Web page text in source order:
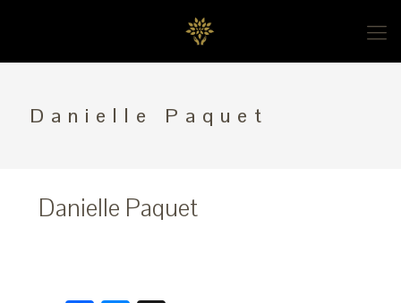
Danielle Paquet
Danielle Paquet